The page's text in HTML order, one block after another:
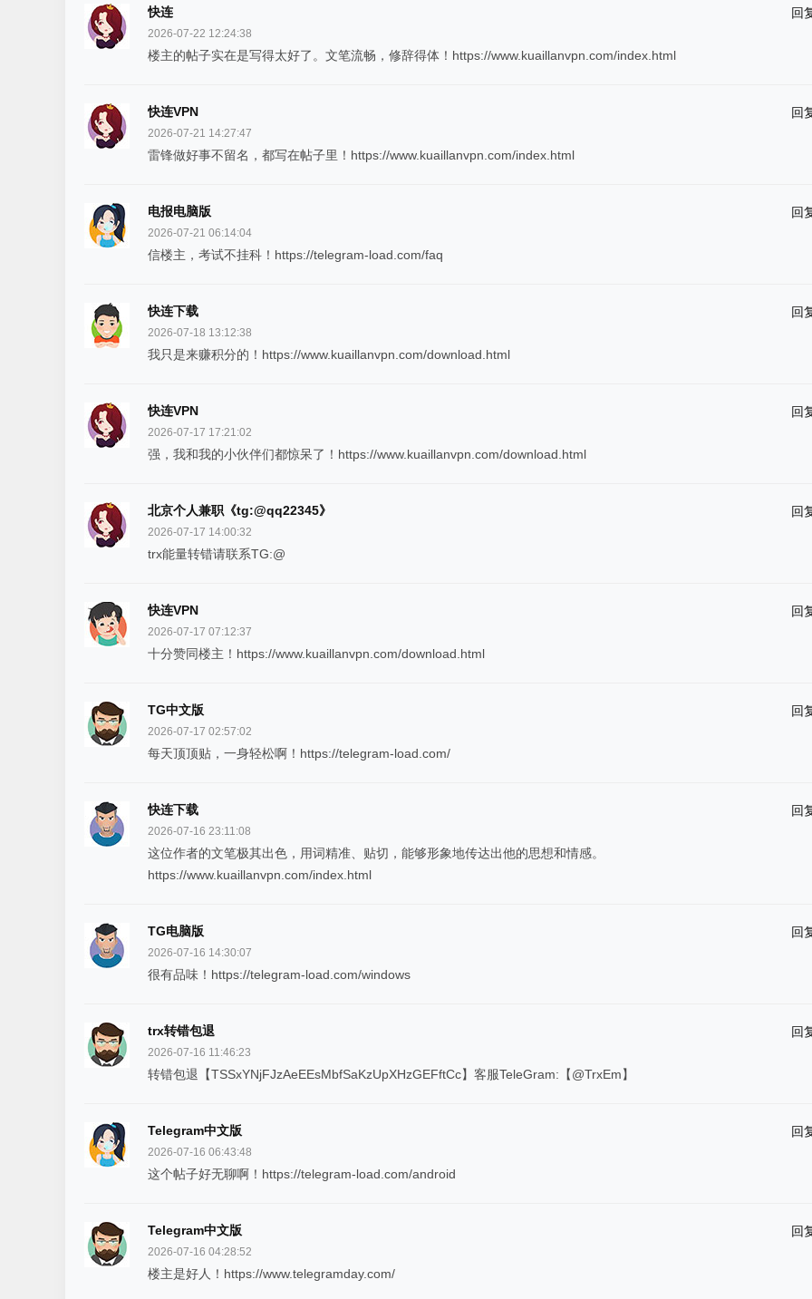
快连 回
2026-07-22 12:24:38
楼主的帖子实在是写得太好了。文笔流畅，修辞得体！https://www.kuaillanvpn.com/index.html
快连VPN 回
2026-07-21 14:27:47
雷锋做好事不留名，都写在帖子里！https://www.kuaillanvpn.com/index.html
电报电脑版 回
2026-07-21 06:14:04
信楼主，考试不挂科！https://telegram-load.com/faq
快连下载 回
2026-07-18 13:12:38
我只是来赚积分的！https://www.kuaillanvpn.com/download.html
快连VPN 回
2026-07-17 17:21:02
强，我和我的小伙伴们都惊呆了！https://www.kuaillanvpn.com/download.html
北京个人兼职《tg:@qq22345》 回
2026-07-17 14:00:32
trx能量转错请联系TG:@
快连VPN 回
2026-07-17 07:12:37
十分赞同楼主！https://www.kuaillanvpn.com/download.html
TG中文版 回
2026-07-17 02:57:02
每天顶顶贴，一身轻松啊！https://telegram-load.com/
快连下载 回
2026-07-16 23:11:08
这位作者的文笔极其出色，用词精准、贴切，能够形象地传达出他的思想和情感。
https://www.kuaillanvpn.com/index.html
TG电脑版 回
2026-07-16 14:30:07
很有品味！https://telegram-load.com/windows
trx转错包退 回
2026-07-16 11:46:23
转错包退【TSSxYNjFJzAeEEsMbfSaKzUpXHzGEFftCc】客服TeleGram:【@TrxEm】
Telegram中文版 回
2026-07-16 06:43:48
这个帖子好无聊啊！https://telegram-load.com/android
Telegram中文版 回
2026-07-16 04:28:52
楼主是好人！https://www.telegramday.com/